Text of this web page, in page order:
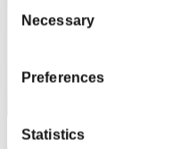
Selection
Necessary
Preferences
Statistics
Nekonin